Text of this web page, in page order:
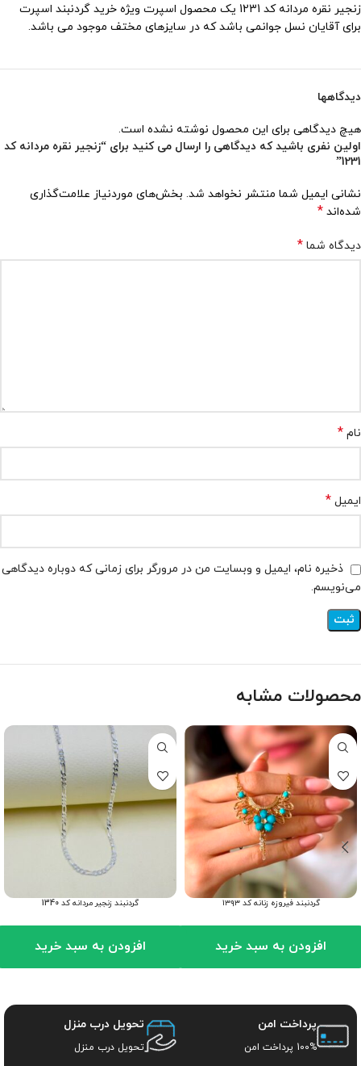
زنجیر نقره مردانه کد 1231 یک محصول اسپرت ویژه خرید گردنبند اسپرت
برای آقایان نسل جوانمی باشد که در سایزهای مختف موجود می باشد.
دیدگاهها
هیچ دیدگاهی برای این محصول نوشته نشده است.
اولین نفری باشید که دیدگاهی را ارسال می کنید برای “زنجیر نقره مردانه کد
1231”
نشانی ایمیل شما منتشر نخواهد شد. بخش‌های موردنیاز علامت‌گذاری
شده‌اند *
دیدگاه شما *
نام *
ایمیل *
ذخیره نام، ایمیل و وبسایت من در مرورگر برای زمانی که دوباره دیدگاهی
می‌نویسم.
محصولات مشابه
گردنبند فیروزه زنانه کد ۱۳۹۳
افزودن به سبد خرید
گردنبند زنجیر مردانه کد 1340
افزودن به سبد خرید
پرداخت امن
100% پرداخت امن
تحویل درب منزل
تحویل درب منزل